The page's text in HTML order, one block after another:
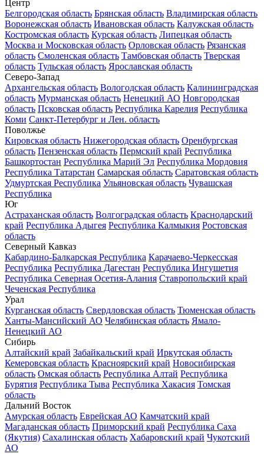
Центр
Белгородская область Брянская область Владимирская область
Воронежская область Ивановская область Калужская область
Костромская область Курская область Липецкая область
Москва и Московская область Орловская область Рязанская
область Смоленская область Тамбовская область Тверская
область Тульская область Ярославская область
Северо-Запад
Архангельская область Вологодская область Калининградская
область Мурманская область Ненецкий АО Новгородская
область Псковская область Республика Карелия Республика
Коми Санкт-Петербург и Лен. область
Поволжье
Кировская область Нижегородская область Оренбургская
область Пензенская область Пермский край Республика
Башкортостан Республика Марий Эл Республика Мордовия
Республика Татарстан Самарская область Саратовская область
Удмуртская Республика Ульяновская область Чувашская
Республика
Юг
Астраханская область Волгоградская область Краснодарский
край Республика Адыгея Республика Калмыкия Ростовская
область
Северный Кавказ
Кабардино-Балкарская Республика Карачаево-Черкесская
Республика Республика Дагестан Республика Ингушетия
Республика Северная Осетия-Алания Ставропольский край
Чеченская Республика
Урал
Курганская область Свердловская область Тюменская область
Ханты-Мансийский АО Челябинская область Ямало-
Ненецкий АО
Сибирь
Алтайский край Забайкальский край Иркутская область
Кемеровская область Красноярский край Новосибирская
область Омская область Республика Алтай Республика
Бурятия Республика Тыва Республика Хакасия Томская
область
Дальний Восток
Амурская область Еврейская АО Камчатский край
Магаданская область Приморский край Республика Саха
(Якутия) Сахалинская область Хабаровский край Чукотский
АО